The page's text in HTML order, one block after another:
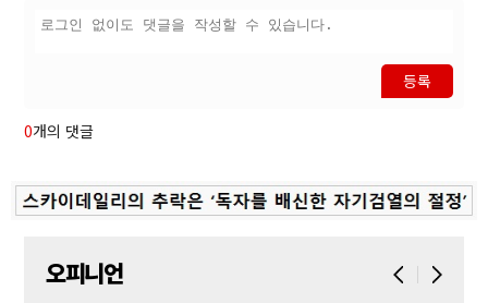
등록
0개의 댓글
오피니언